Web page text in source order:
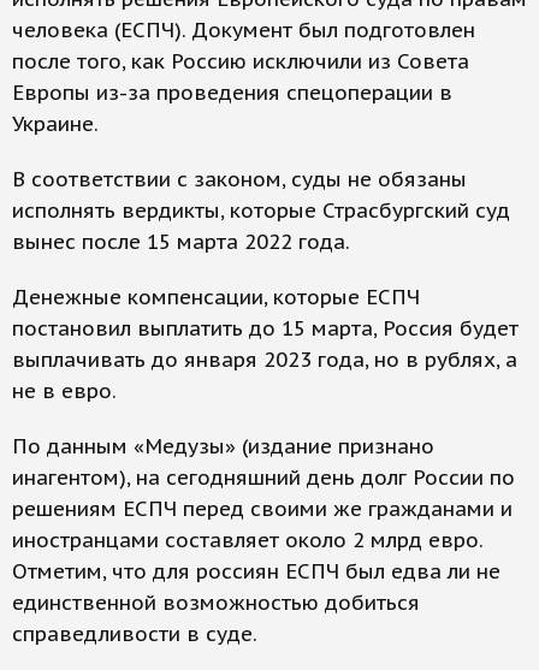
человека (ЕСПЧ). Документ был подготовлен
после того, как Россию исключили из Совета
Европы из-за проведения спецоперации в
Украине.
В соответствии с законом, суды не обязаны
исполнять вердикты, которые Страсбургский суд
вынес после 15 марта 2022 года.
Денежные компенсации, которые ЕСПЧ
постановил выплатить до 15 марта, Россия будет
выплачивать до января 2023 года, но в рублях, а
не в евро.
По данным «Медузы» (издание признано
инагентом), на сегодняшний день долг России по
решениям ЕСПЧ перед своими же гражданами и
иностранцами составляет около 2 млрд евро.
Отметим, что для россиян ЕСПЧ был едва ли не
единственной возможностью добиться
справедливости в суде.